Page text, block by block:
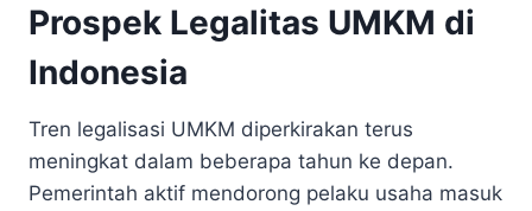
Prospek Legalitas UMKM di
Indonesia
Tren legalisasi UMKM diperkirakan terus
meningkat dalam beberapa tahun ke depan.
Pemerintah aktif mendorong pelaku usaha masuk